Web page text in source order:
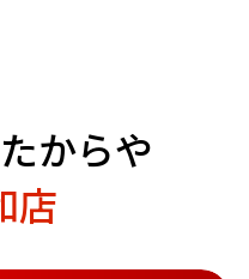
からや
店